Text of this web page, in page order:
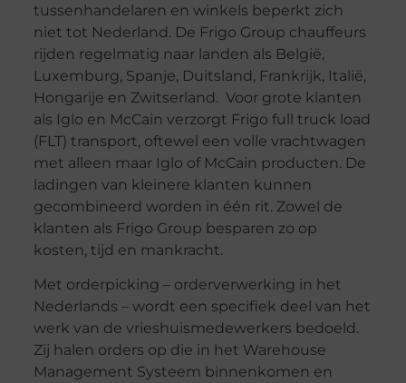
tussenhandelaren en winkels beperkt zich
niet tot Nederland. De Frigo Group chauffeurs
rijden regelmatig naar landen als België,
Luxemburg, Spanje, Duitsland, Frankrijk, Italië,
Hongarije en Zwitserland. Voor grote klanten
als Iglo en McCain verzorgt Frigo full truck load
(FLT) transport, oftewel een volle vrachtwagen
met alleen maar Iglo of McCain producten. De
ladingen van kleinere klanten kunnen
gecombineerd worden in één rit. Zowel de
klanten als Frigo Group besparen zo op
kosten, tijd en mankracht.
Met orderpicking – orderverwerking in het
Nederlands – wordt een specifiek deel van het
werk van de vrieshuismedewerkers bedoeld.
Zij halen orders op die in het Warehouse
Management Systeem binnenkomen en